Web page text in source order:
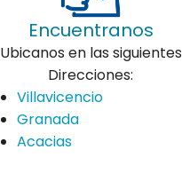
Encuentranos
Ubicanos en las siguientes
Direcciones:
Villavicencio
Granada
Acacias